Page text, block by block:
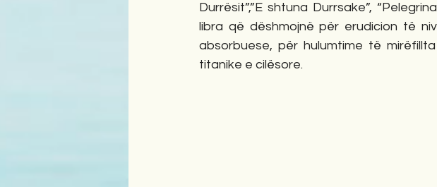
Durrësit”,”E shtuna Durrsake”,
libra që dëshmojnë për erudicion të
absorbuese, për hulumtime të
titanike e cilësore.